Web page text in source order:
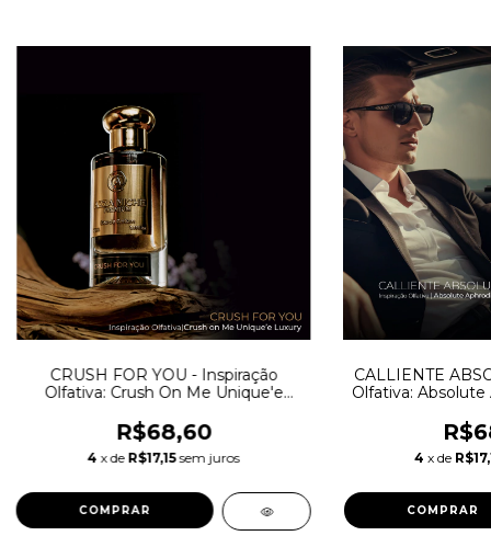
CRUSH FOR YOU - Inspiração
Olfativa: Crush On Me Unique'e
R$68,60
4 x de R$17,15 sem juros
COMPRAR
CALLIENTE
Olfativa:
4 x de
COMPRAR